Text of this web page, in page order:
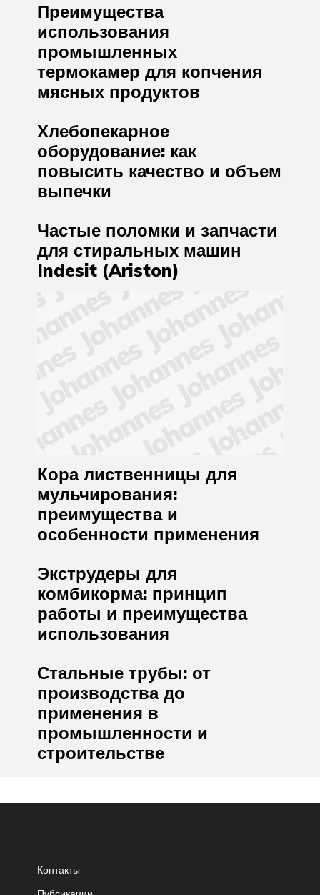
Преимущества
использования
промышленных
термокамер для копчения
мясных продуктов
Хлебопекарное
оборудование: как
повысить качество и объем
выпечки
Частые поломки и запчасти
для стиральных машин
Indesit (Ariston)
Кора лиственницы для
мульчирования:
преимущества и
особенности применения
Экструдеры для
комбикорма: принцип
работы и преимущества
использования
Стальные трубы: от
производства до
применения в
промышленности и
строительстве
Контакты